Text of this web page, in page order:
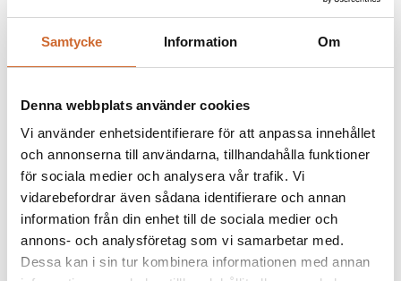
Samtycke Information Om
Denna webbplats använder cookies
Vi använder enhetsidentifierare för att anpassa innehållet
och annonserna till användarna, tillhandahålla funktioner
för sociala medier och analysera vår trafik. Vi
vidarebefordrar även sådana identifierare och annan
information från din enhet till de sociala medier och
annons- och analysföretag som vi samarbetar med.
Dessa kan i sin tur kombinera informationen med annan
- Längd: 2500 mm
- Tipphöjd:1800 mm
- Vikt: ca 900 kg
- Sopbredd:1600–1900 mm
- Fyllnadsmängd:ca 500 liter
- Vattentank: 200 liter